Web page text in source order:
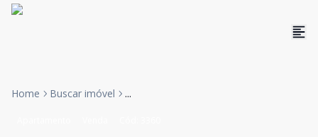
Home Buscar imóvel ...